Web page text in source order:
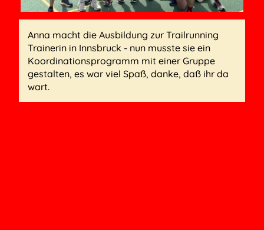
Anna macht die Ausbildung zur Trailrunning
Trainerin in Innsbruck - nun musste sie ein
Koordinationsprogramm mit einer Gruppe
gestalten, es war viel Spaß, danke, daß ihr da
wart.